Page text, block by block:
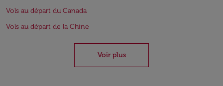
Vols au départ du Canada
Vols au départ de la Chine
Voir plus